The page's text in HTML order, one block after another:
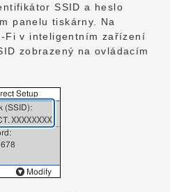
SSID a heslo
panelu tiskárny. Na
Fi v inteligentním zařízení
zobrazený na ovládacím